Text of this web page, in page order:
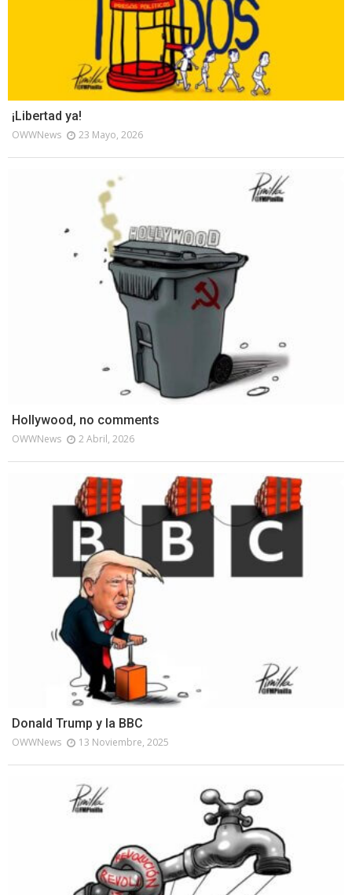
¡Libertad ya!
OWWNews 23 Mayo, 2026
Hollywood, no comments
OWWNews 2 Abril, 2026
Donald Trump y la BBC
OWWNews 13 Noviembre, 2025